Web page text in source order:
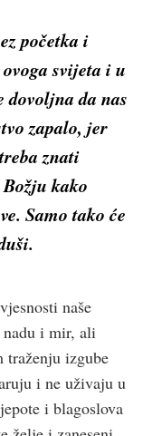
početka i
svijeta i u
dovoljna da nas
zapalo, jer
znati
kako
Samo tako će
naše
i mir, ali
traženju izgube
i ne uživaju u
i blagoslova